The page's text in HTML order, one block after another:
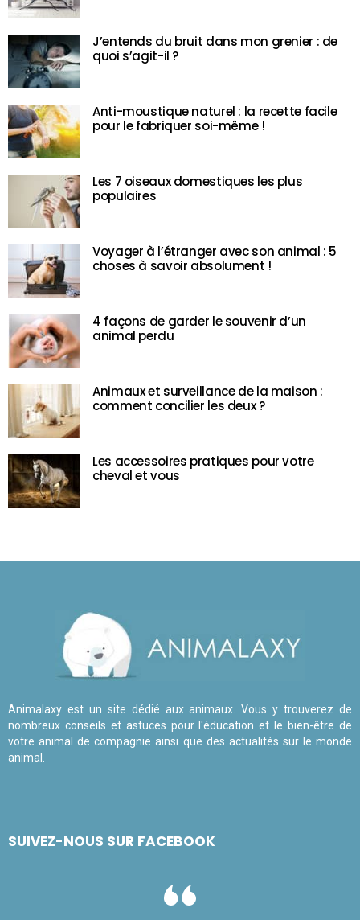
J’entends du bruit dans mon grenier : de
quoi s’agit-il ?
Anti-moustique naturel : la recette facile
pour le fabriquer soi-même !
Les 7 oiseaux domestiques les plus
populaires
Voyager à l’étranger avec son animal : 5
choses à savoir absolument !
4 façons de garder le souvenir d’un
animal perdu
Animaux et surveillance de la maison :
comment concilier les deux ?
Les accessoires pratiques pour votre
cheval et vous
Animalaxy est un site dédié aux animaux. Vous y trouverez de
nombreux conseils et astuces pour l'éducation et le bien-être de
votre animal de compagnie ainsi que des actualités sur le monde
animal.
SUIVEZ-NOUS SUR FACEBOOK